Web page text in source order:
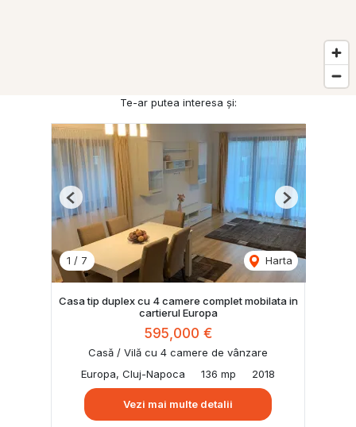
Te-ar putea interesa și:
1 / 7 Harta
Previous Next
Casa tip duplex cu 4 camere complet mobilata in
cartierul Europa
595,000 €
Casă / Vilă cu 4 camere de vânzare
Europa, Cluj-Napoca
136 mp 2018
Vezi mai multe detalii